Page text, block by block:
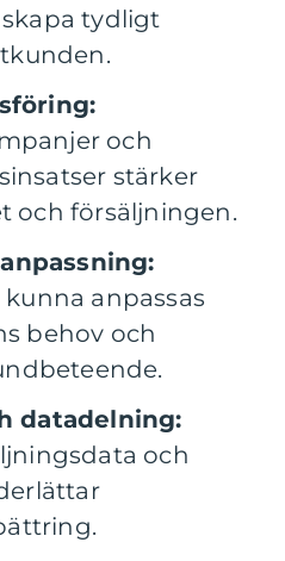
tydligt
och
stärker
och försäljningen.
anpassas
behov och
datadelning:
och